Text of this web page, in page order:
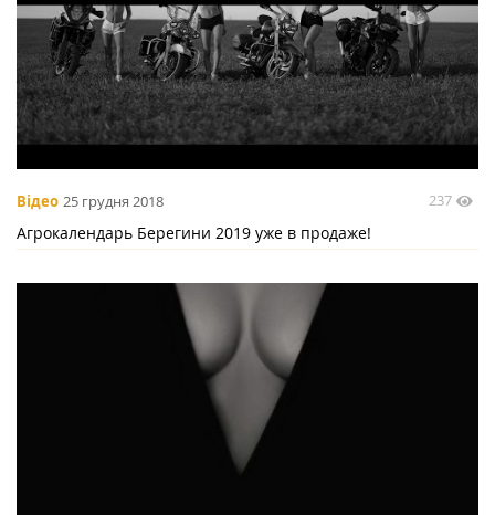
Відео 25 грудня 2018 237
Агрокалендарь Берегини 2019 уже в продаже!